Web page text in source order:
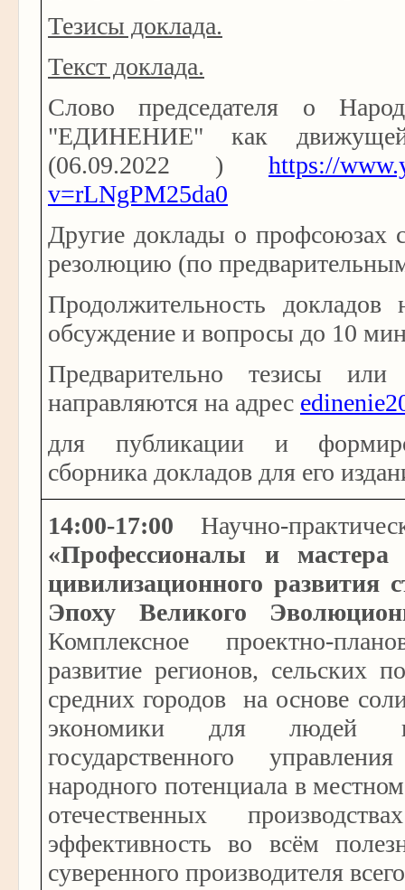
Тезисы доклада.
Текст доклада.
Слово председателя о
"ЕДИНЕНИЕ" как
(06.09.2022 ) https://
v=rLNgPM25da0
Другие доклады о профсоюзах
резолюцию (по
Продолжительность
обсуждение и вопросы до 10
Предварительно тезисы или
направляются на адрес
для публикации и
сборника докладов для его
14:00-17:00 Научно-
«Профессионалы и мастера
цивилизационного развития
Эпоху Великого
Комплексное проектно-
развитие регионов, сельских
средних городов на основе
экономики для людей и
государственного
народного потенциала в
отечественных
эффективность во всём
суверенного производителя